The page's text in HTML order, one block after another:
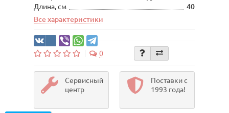
Длина, см
40
Все характеристики
0
Сервисный
центр
Поставки с
1993 года!